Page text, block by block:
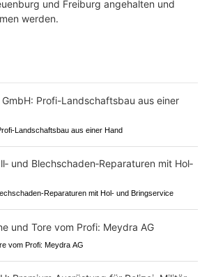
und Freiburg angehalten und
werden.
Landschaftsbau aus einer Hand
mit Hol‑ und Bringservice
vom Profi: Meydra AG